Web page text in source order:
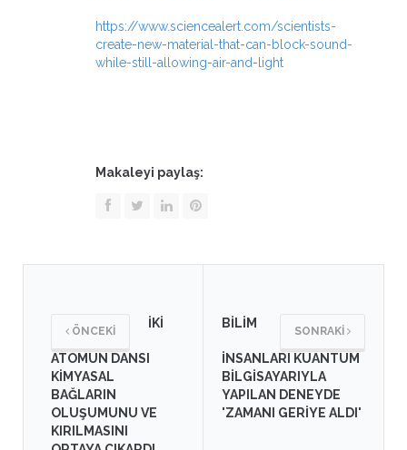
https://www.sciencealert.com/scientists-
create-new-material-that-can-block-sound-
while-still-allowing-air-and-light
Makaleyi paylaş:
ÖNCEKİ
İKİ
ATOMUN DANSI
KİMYASAL
BAĞLARIN
OLUŞUMUNU VE
KIRILMASINI
SONRAKİ
BİLİM
İNSANLARI KUANTUM
BİLGİSAYARIYLA
YAPILAN DENEYDE
'ZAMANI GERİYE ALDI'